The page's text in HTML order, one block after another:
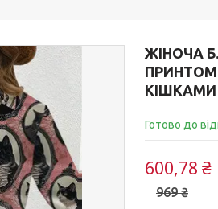
ЖІНОЧА
ПРИНТОМ
КІШКАМИ
Готово до
969 ₴
600,78 ₴